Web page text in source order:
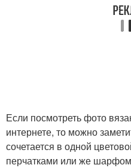
Если посмотреть фото
интернете, то можно
сочетается в одной
перчатками или же